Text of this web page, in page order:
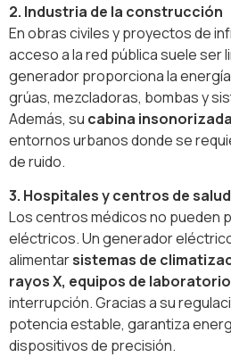
2. Industria de la construcción
En obras civiles y proyectos de
acceso a la red pública suele ser
generador proporciona la
grúas, mezcladoras, bombas y
Además, su cabina insonorizada
entornos urbanos donde se
de ruido.
3. Hospitales y centros de salud
Los centros médicos no pueden
eléctricos. Un generador
alimentarsistemas de
rayos X, equipos de
interrupción. Gracias a su
potencia estable, garantiza
dispositivos de precisión.